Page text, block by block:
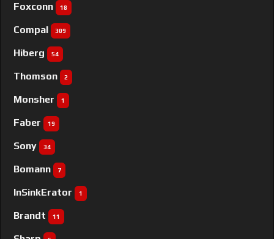
Foxconn 18
Compal 309
Hiberg 54
Thomson 2
Monsher 1
Faber 19
Sony 34
Bomann 7
InSinkErator 1
Brandt 11